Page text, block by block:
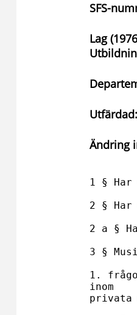
SFS-
Lag
Utfärdad:
Ändring
1 § Har
2 § Har
2 a §
3 §
1.
inom
privata